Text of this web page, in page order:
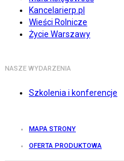
Kancelarierp.pl
Wieści Rolnicze
Życie Warszawy
NASZE WYDARZENIA
Szkolenia i konferencje
MAPA STRONY
OFERTA PRODUKTOWA